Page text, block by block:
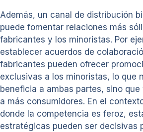
Además, un canal de distribución
puede fomentar relaciones más
fabricantes y los minoristas. Por
establecer acuerdos de
fabricantes pueden ofrecer
exclusivas a los minoristas, lo que
beneficia a ambas partes, sino
a más consumidores. En el
donde la competencia es feroz,
estratégicas pueden ser decisivas